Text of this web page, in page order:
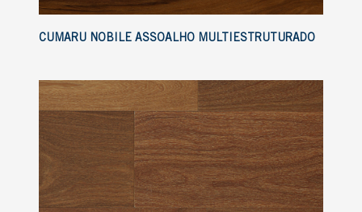
CUMARU NOBILE ASSOALHO MULTIESTRUTURADO